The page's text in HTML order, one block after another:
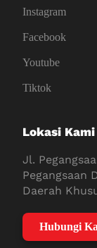
Instagram
Facebook
Youtube
Tiktok
Lokasi Kami
Jl.
Pegangsaan
Daerah
Hubungi